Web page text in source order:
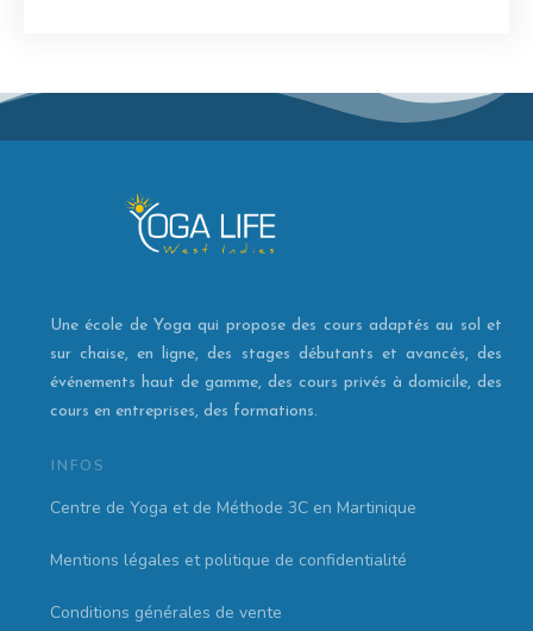
Une école de Yoga qui propose des cours adaptés au sol et
sur chaise, en ligne, des stages débutants et avancés, des
événements haut de gamme, des cours privés à domicile, des
cours en entreprises, des formations.
INFOS
Centre de Yoga et de Méthode 3C en Martinique
Mentions légales et politique de confidentialité
Conditions générales de vente